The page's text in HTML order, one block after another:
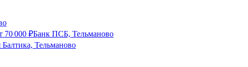
70 000 ₽Банк ПСБ, Тельманово
Тельманово